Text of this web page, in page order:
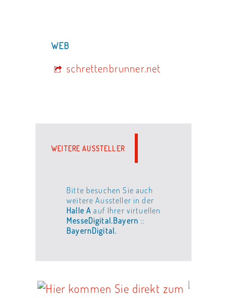
WEB
schrettenbrunner.net
WEITERE AUSSTELLER
Bitte besuchen Sie auch
weitere Aussteller in der
Halle A auf Ihrer virtuellen
MesseDigital.Bayern ::
BayernDigital.